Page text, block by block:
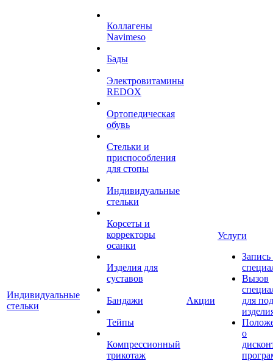
Индивидуальные
стельки
Коллагены
Navimeso
Бады
Электровитамины
REDOX
Ортопедическая
обувь
Стельки и
приспособления
для стопы
Индивидуальные
стельки
Корсеты и
корректоры
осанки
Изделия для
суставов
Бандажи
Тейпы
Компрессионный
трикотаж
Акции
Услуги
Запись
Вызов
для
о